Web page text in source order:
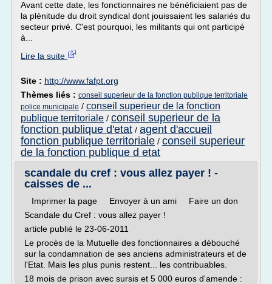
Avant cette date, les fonctionnaires ne bénéficiaient pas de
la plénitude du droit syndical dont jouissaient les salariés du
secteur privé. C'est pourquoi, les militants qui ont participé
à...
Lire la suite
Site : http://www.fafpt.org
Thèmes liés : conseil superieur de la fonction publique territoriale
police municipale / conseil superieur de la fonction
publique territoriale / conseil superieur de la
fonction publique d'etat / agent d'accueil
fonction publique territoriale / conseil superieur
de la fonction publique d etat
scandale du cref : vous allez payer ! -
caisses de ...
Imprimer la page Envoyer à un ami Faire un don
Scandale du Cref : vous allez payer !
article publié le 23-06-2011
Le procès de la Mutuelle des fonctionnaires a débouché
sur la condamnation de ses anciens administrateurs et de
l'Etat. Mais les plus punis restent... les contribuables.
18 mois de prison avec sursis et 5 000 euros d'amende :